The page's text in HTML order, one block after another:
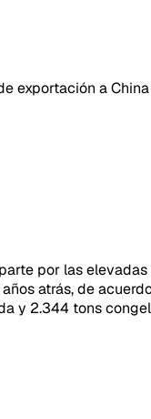
exportación a
por las
atrás, de
y 2.344 tons